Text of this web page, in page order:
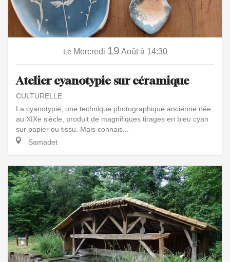
Le Mercredi 19 Août à 14:30
Atelier cyanotypie sur céramique
CULTURELLE
La cyanotypie, une technique photographique ancienne née
au XIXe siècle, produit de magnifiques tirages en bleu cyan
sur papier ou tissu. Mais connais...
Samadet